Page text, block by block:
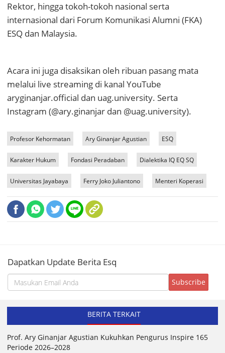
Rektor, hingga tokoh-tokoh nasional serta
internasional dari Forum Komunikasi Alumni (FKA)
ESQ dan Malaysia.
Acara ini juga disaksikan oleh ribuan pasang mata
melalui live streaming di kanal YouTube
aryginanjar.official dan uag.university. Serta
Instagram (@ary.ginanjar dan @uag.university).
Profesor Kehormatan Ary Ginanjar Agustian ESQ
Karakter Hukum Fondasi Peradaban Dialektika IQ EQ SQ
Universitas Jayabaya Ferry Joko Juliantono Menteri Koperasi
Dapatkan Update Berita Esq
BERITA TERKAIT
Prof. Ary Ginanjar Agustian Kukuhkan Pengurus Inspire 165
Periode 2026–2028